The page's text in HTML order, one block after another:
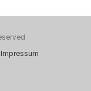
Impressum